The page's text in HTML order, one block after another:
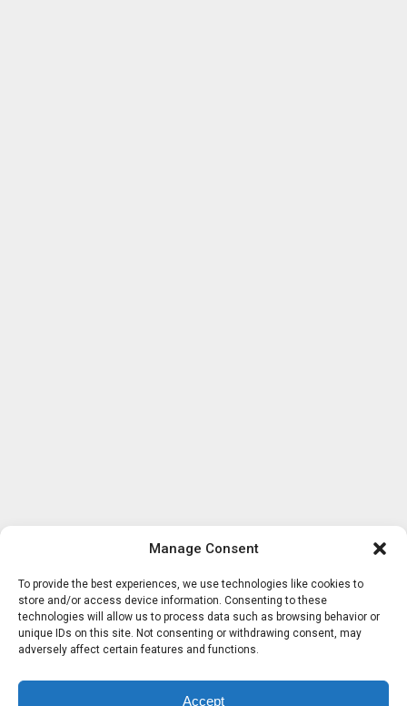
Manage Consent
To provide the best experiences, we use technologies like cookies to
store and/or access device information. Consenting to these
technologies will allow us to process data such as browsing behavior or
unique IDs on this site. Not consenting or withdrawing consent, may
adversely affect certain features and functions.
Accept